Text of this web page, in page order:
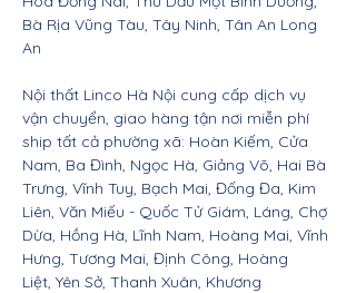
Bà Rịa Vũng Tàu, Tây Ninh, Tân An Long
An
Nội thất Linco Hà Nội cung cấp dịch vụ
vận chuyển, giao hàng tận nơi miễn phí
ship tất cả phường xã: Hoàn Kiếm, Cửa
Nam, Ba Đình, Ngọc Hà, Giảng Võ, Hai Bà
Trưng, Vĩnh Tuy, Bạch Mai, Đống Đa, Kim
Liên, Văn Miếu - Quốc Tử Giám, Láng, Chợ
Dừa, Hồng Hà, Lĩnh Nam, Hoàng Mai, Vĩnh
Hưng, Tương Mai, Định Công, Hoàng
Liệt, Yên Sở, Thanh Xuân, Khương